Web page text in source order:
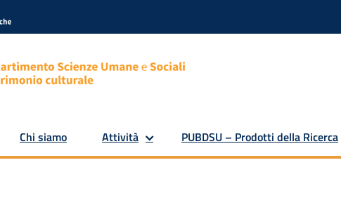
Chi siamo Attività PUBDSU – Prodotti della Ricerca